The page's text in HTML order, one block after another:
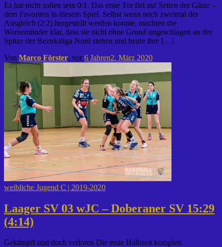
Es hat nicht sollen sein 0:1. Das erste Tor fiel auf Seiten der Gäste –
dem Favoriten in diesem Spiel. Selbst wenn noch zweimal der
Ausgleich (2:2) hergestellt werden konnte, machten die
Warnemünder klar, dass sie nicht ohne Grund ungeschlagen an der
Spitze der Bezirksliga Nord stehen und heute ihre […]
Von Marco Förster, vor6 Jahren2. März 2020
weibliche Jugend C | 2019-2020
Laager SV 03 wJC – Doberaner SV 15:29
(4:14)
Gekämpft und doch verloren Die erste Halbzeit komplett